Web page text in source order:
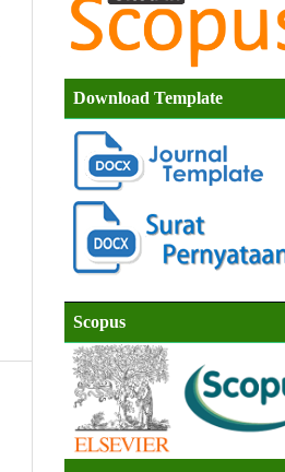
Download Template
Scopus